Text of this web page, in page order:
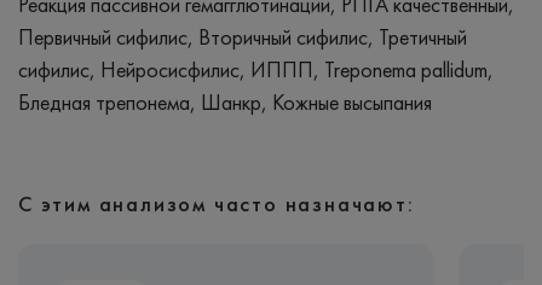
Первичный сифилис, Вторичный сифилис, Третичный
сифилис, Нейросисфилис, ИППП, Treponema pallidum,
Бледная трепонема, Шанкр, Кожные высыпания
С этим анализом часто назначают: